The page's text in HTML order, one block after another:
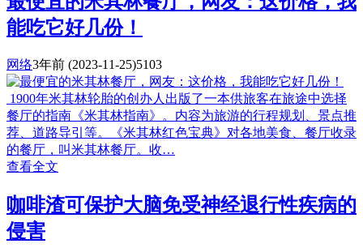
能吃它好几份！
网络3年前 (2023-11-25)5103
1900年米其林轮胎的创办人出版了一本供旅客在旅途中选择
餐厅的指南《米其林指南》。内容为旅游的行程规划、景点推
荐、道路导引等。《米其林红色宝典》对各地美食、餐厅收录
的餐厅，叫米其林餐厅。收…
查看全文
咖啡渣可保护大脑免受神经退行性疾病的
侵害